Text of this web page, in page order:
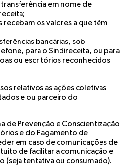
em nome de
recebam os valores a que têm
bancárias, sob
para o Sindireceita, ou para
ou escritórios reconhecidos
relativos as ações coletivas
e ou parceiro do
de Prevenção e Conscientização
e do Pagamento de
em caso de comunicações de
de facilitar a comunicação e
(seja tentativa ou consumado).